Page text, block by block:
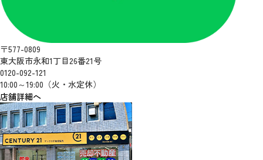
〒577-0809
東大阪市永和1丁目26番21号
0120-092-121
10:00～19:00（火・水定休）
店舗詳細へ